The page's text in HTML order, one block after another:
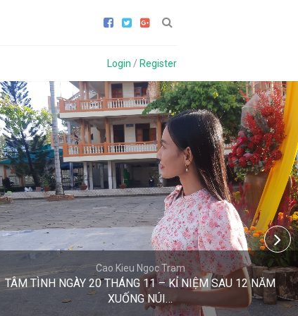
Login / Register
Cao Kieu Ngoc Tram
TÂM TÌNH NGÀY 20 THÁNG 11 – KỈ NIỆM SAU 12 NĂM
XUỐNG NÚI…